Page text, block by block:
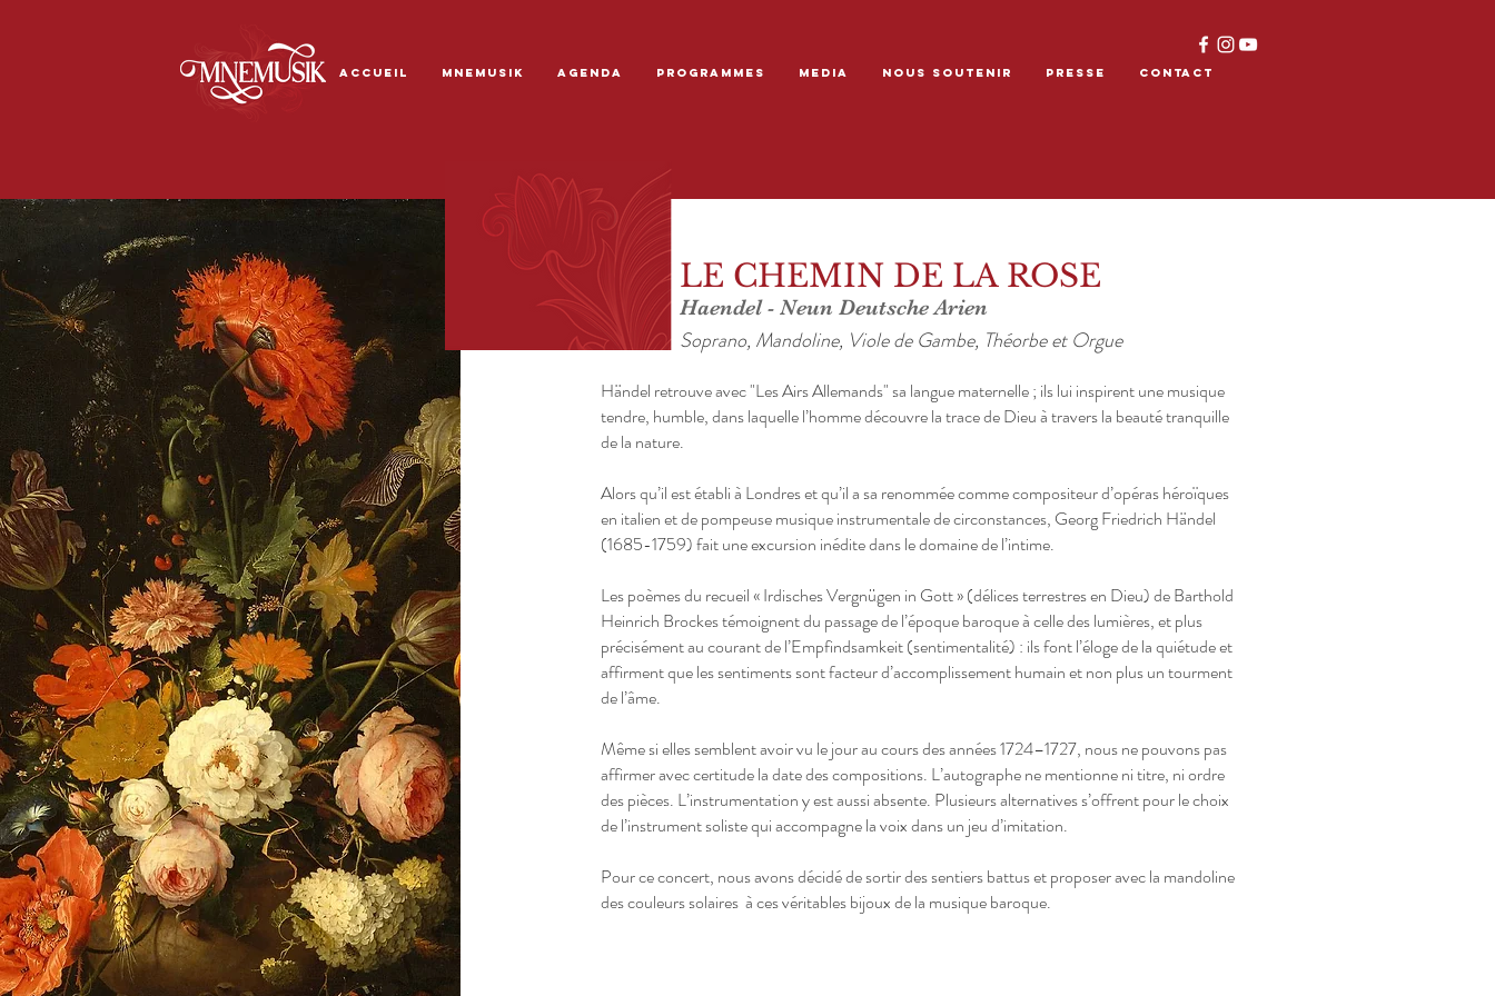
ACCUEIL MNEMUSIK AGENDA PROGRAMMES MEDIA NOUS SOUTENIR PRESSE CONTACT
Haendel - Neun Deutsche Arien
LE CHEMIN DE LA ROSE
Soprano, Mandoline, Viole de Gambe, Théorbe et Orgue
Händel retrouve avec "Les Airs Allemands" sa langue maternelle ; ils lui inspirent une musique
tendre, humble, dans laquelle l’homme découvre la trace de Dieu à travers la beauté tranquille
de la nature.
Alors qu’il est établi à Londres et qu’il a sa renommée comme compositeur d’opéras héroïques
en italien et de pompeuse musique instrumentale de circonstances, Georg Friedrich Händel
(1685-1759) fait une excursion inédite dans le domaine de l’intime.
Les poèmes du recueil « Irdisches Vergnügen in Gott » (délices terrestres en Dieu) de Barthold
Heinrich Brockes témoignent du passage de l’époque baroque à celle des lumières, et plus
précisément au courant de l’Empfindsamkeit (sentimentalité) : ils font l’éloge de la quiétude et
affirment que les sentiments sont facteur d’accomplissement humain et non plus un tourment
de l’âme.
Même si elles semblent avoir vu le jour au cours des années 1724–1727, nous ne pouvons pas
affirmer avec certitude la date des compositions. L’autographe ne mentionne ni titre, ni ordre
des pièces. L’instrumentation y est aussi absente. Plusieurs alternatives s’offrent pour le choix
de l’instrument soliste qui accompagne la voix dans un jeu d’imitation.
Pour ce concert, nous avons décidé de sortir des sentiers battus et proposer avec la mandoline
des couleurs solaires à ces véritables bijoux de la musique baroque.